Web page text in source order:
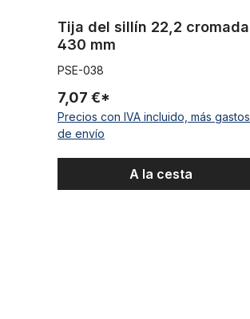
Tija del sillín 22,2 cromada
430 mm
PSE-038
7,07 €*
Precios con IVA incluido, más gastos
de envío
A la cesta